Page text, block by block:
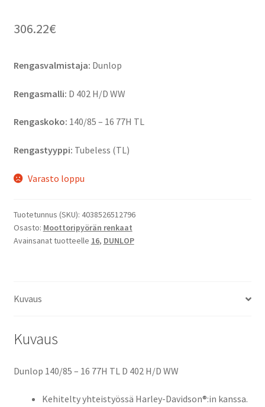
306.22€
Rengasvalmistaja: Dunlop
Rengasmalli: D 402 H/D WW
Rengaskoko: 140/85 – 16 77H TL
Rengastyyppi: Tubeless (TL)
Varasto loppu
Tuotetunnus (SKU): 4038526512796
Osasto: Moottoripyörän renkaat
Avainsanat tuotteelle 16, DUNLOP
Kuvaus
Kuvaus
Dunlop 140/85 – 16 77H TL D 402 H/D WW
Kehitelty yhteistyössä Harley-Davidson®:in kanssa.